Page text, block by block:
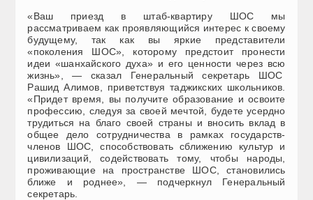
«Ваш приезд в штаб-квартиру ШОС мы
рассматриваем как проявляющийся интерес к своему
будущему, так как вы яркие представители
«поколения ШОС», которому предстоит пронести
идеи «шанхайского духа» и его ценности через всю
жизнь», — сказал Генеральный секретарь ШОС
Рашид Алимов, приветствуя таджикских школьников.
«Придет время, вы получите образование и освоите
профессию, следуя за своей мечтой, будете усердно
трудиться на благо своей страны и вносить вклад в
общее дело сотрудничества в рамках государств-
членов ШОС, способствовать сближению культур и
цивилизаций, содействовать тому, чтобы народы,
проживающие на пространстве ШОС, становились
ближе и роднее», — подчеркнул Генеральный
секретарь.